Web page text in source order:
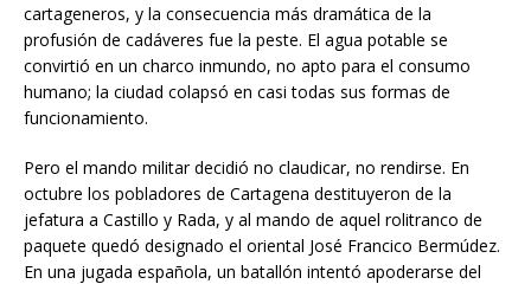
cartageneros, y la consecuencia más dramática de la
profusión de cadáveres fue la peste. El agua potable se
convirtió en un charco inmundo, no apto para el consumo
humano; la ciudad colapsó en casi todas sus formas de
funcionamiento.
Pero el mando militar decidió no claudicar, no rendirse. En
octubre los pobladores de Cartagena destituyeron de la
jefatura a Castillo y Rada, y al mando de aquel rolitranco de
paquete quedó designado el oriental José Francico Bermúdez.
En una jugada española, un batallón intentó apoderarse del